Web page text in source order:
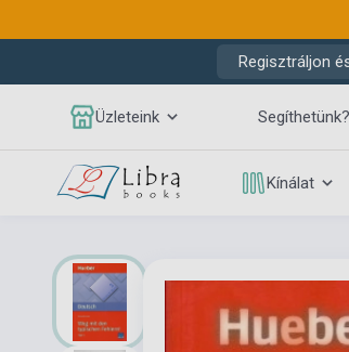
Regisztráljon
Üzleteink Segíthetünk?
Kínálat